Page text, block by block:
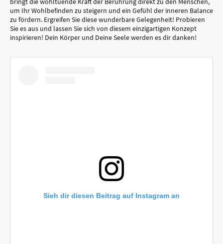
um Ihr Wohlbefinden zu steigern und ein Gefühl der inneren Balance
zu fördern. Ergreifen Sie diese wunderbare Gelegenheit! Probieren
Sie es aus und lassen Sie sich von diesem einzigartigen Konzept
inspirieren! Dein Körper und Deine Seele werden es dir danken!
Sieh dir diesen Beitrag auf Instagram an